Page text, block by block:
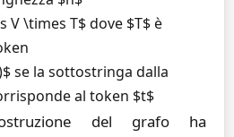
V \times T$ dove $T$ è
se la sottostringa dalla
al token $t$
del grafo ha